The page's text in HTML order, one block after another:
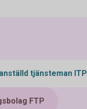
tjänsteman ITP
FTP